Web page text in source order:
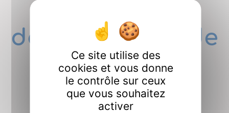
départements de
Recherche
Ce site utilise des
cookies et vous donne
le contrôle sur ceux
que vous souhaitez
activer